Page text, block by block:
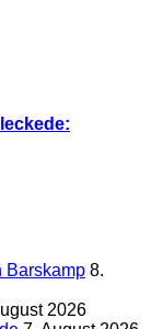
Barskamp 8.
2026